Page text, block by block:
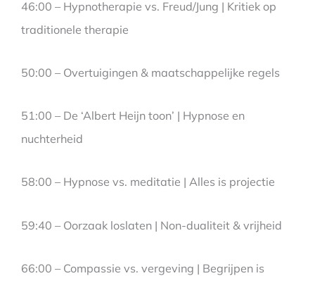
46:00 – Hypnotherapie vs. Freud/Jung | Kritiek op
traditionele therapie
50:00 – Overtuigingen & maatschappelijke regels
51:00 – De ‘Albert Heijn toon’ | Hypnose en
nuchterheid
58:00 – Hypnose vs. meditatie | Alles is projectie
59:40 – Oorzaak loslaten | Non-dualiteit & vrijheid
66:00 – Compassie vs. vergeving | Begrijpen is